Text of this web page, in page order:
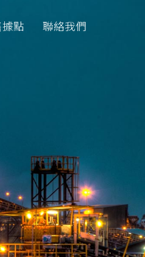
點 聯絡我們